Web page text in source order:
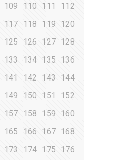
109 110 111
112
117 118 119
120
125 126 127 128
133 134 135
136
141 142 143
144
149 150 151
152
157 158 159
160
165 166 167 168
173 174 175
176